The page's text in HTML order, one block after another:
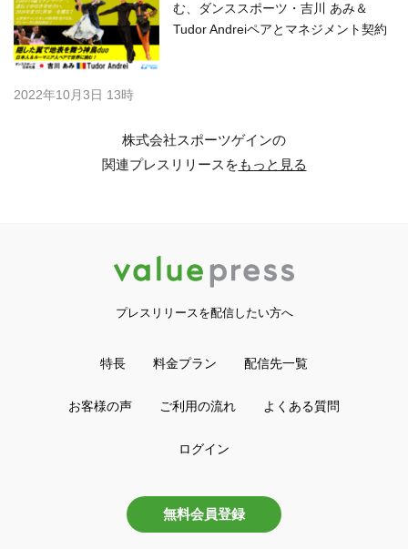
む、ダンススポーツ・吉川 あみ＆
Tudor Andreiペアとマネジメント契約
2022年10月3日 13時
株式会社スポーツゲインの
関連プレスリリースをもっと見る
プレスリリースを配信したい方へ
特長 料金プラン 配信先一覧
お客様の声 ご利用の流れ よくある質問
ログイン
無料会員登録